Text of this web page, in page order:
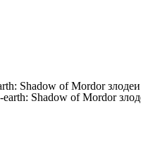
Shadow of Mordor злодеи